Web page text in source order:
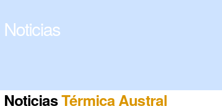
Noticias
NoticiasTérmica Austral